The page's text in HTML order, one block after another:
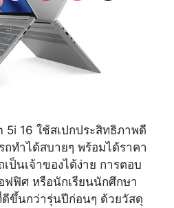
5i 16 ใช้สเปกประสิทธิภาพดี
ทำได้สบายๆ พร้อมได้ราคา
ป็นเจ้าของได้ง่าย การตอบ
ฟิศ หรือนักเรียนนักศึกษา
ขึ้นกว่ารุ่นปีก่อนๆ ด้วยวัสดุ